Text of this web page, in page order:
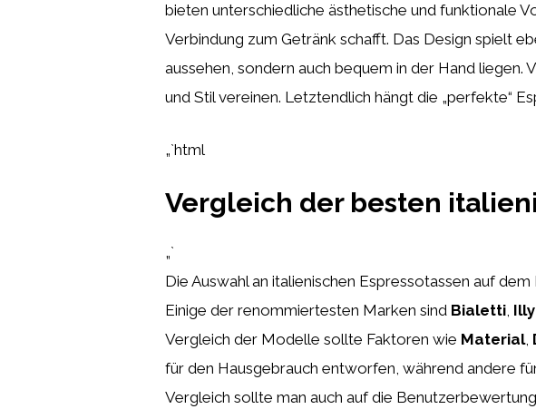
bieten unterschiedliche ästhetische und funktionale
Verbindung zum Getränk schafft. Das Design spielt
aussehen, sondern auch bequem in der Hand
und Stil vereinen. Letztendlich hängt die „perfekte“
„`html
Vergleich der besten
„`
Die Auswahl an italienischen Espressotassen auf
Einige der renommiertesten Marken sind Bialetti, Illy
Vergleich der Modelle sollte Faktoren wie Material,
für den Hausgebrauch entworfen, während andere
Vergleich sollte man auch auf die